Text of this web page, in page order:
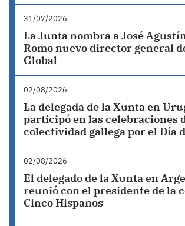
31/07/2026
La Junta nombra a José
Romo nuevo director general
Global
02/08/2026
La delegada de la Xunta en
participó en las celebraciones
colectividad gallega por el Día
02/08/2026
El delegado de la Xunta en
reunió con el presidente de la
Cinco Hispanos